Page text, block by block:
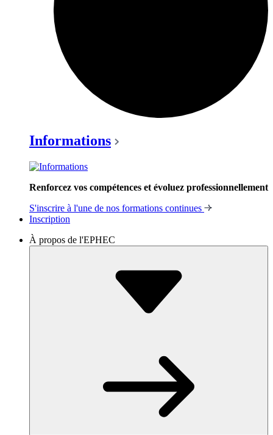
Informations
Renforcez vos compétences et évoluez professionnellement
S'inscrire à l'une de nos formations continues
Inscription
À propos de l'EPHEC